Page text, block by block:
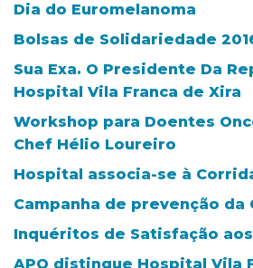
Dia do Euromelanoma
Bolsas de Solidariedade
Sua Exa. O Presidente Da
Hospital Vila Franca de Xira
Workshop para Doentes
Chef Hélio Loureiro
Hospital associa-se à
Campanha de prevenção da
Inquéritos de Satisfação
APQ distingue Hospital Vila